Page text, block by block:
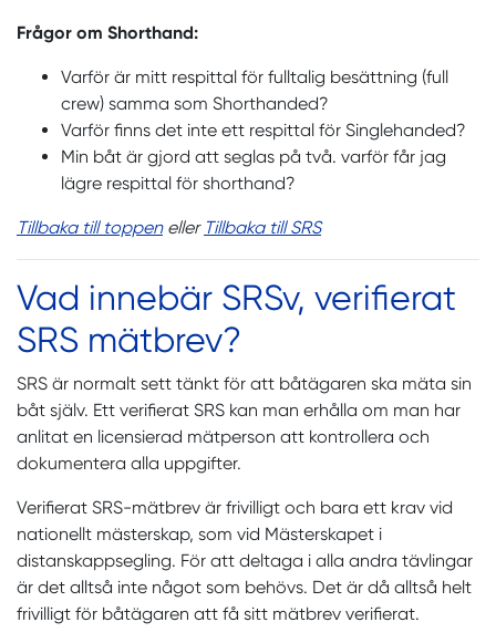
Frågor om Shorthand:
Varför är mitt respittal för fulltalig besättning (full
crew) samma som Shorthanded?
Varför finns det inte ett respittal för Singlehanded?
Min båt är gjord att seglas på två. varför får jag
lägre respittal för shorthand?
Tillbaka till toppeneller Tillbaka till SRS
Vad innebär SRSv, verifierat
SRS mätbrev?
SRS är normalt sett tänkt för att båtägaren ska mäta sin
båt själv. Ett verifierat SRS kan man erhålla om man har
anlitat en licensierad mätperson att kontrollera och
dokumentera alla uppgifter.
Verifierat SRS-mätbrev är frivilligt och bara ett krav vid
nationellt mästerskap, som vid Mästerskapet i
distanskappsegling. För att deltaga i alla andra tävlingar
är det alltså inte något som behövs. Det är då alltså helt
frivilligt för båtägaren att få sitt mätbrev verifierat.